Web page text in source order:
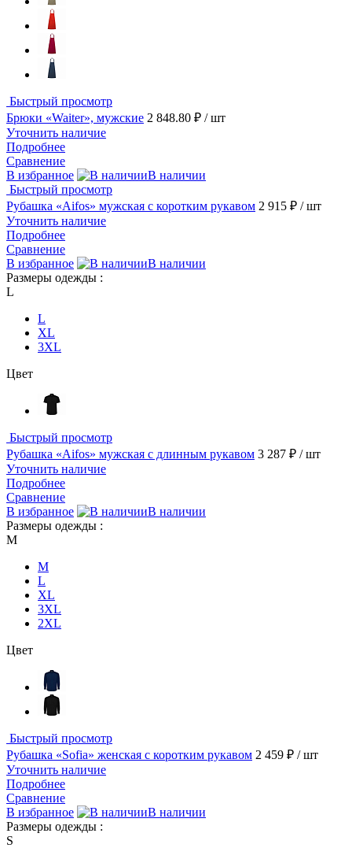
Быстрый просмотр
Брюки «Waiter», мужские 2 848.80 ₽ / шт
Уточнить наличие
Подробнее
Сравнение
В избранное
В наличии
Быстрый просмотр
Рубашка «Aifos» мужская с коротким рукавом 2 915 ₽ / шт
Уточнить наличие
Подробнее
Сравнение
В избранное
В наличии
Размеры одежды :
L
L
XL
3XL
Цвет
Быстрый просмотр
Рубашка «Aifos» мужская с длинным рукавом 3 287 ₽ / шт
Уточнить наличие
Подробнее
Сравнение
В избранное
В наличии
Размеры одежды :
M
M
L
XL
3XL
2XL
Цвет
Быстрый просмотр
Рубашка «Sofia» женская с коротким рукавом 2 459 ₽ / шт
Уточнить наличие
Подробнее
Сравнение
В избранное
В наличии
Размеры одежды :
S